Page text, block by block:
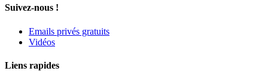
Suivez-nous !
Emails privés gratuits
Vidéos
Liens rapides